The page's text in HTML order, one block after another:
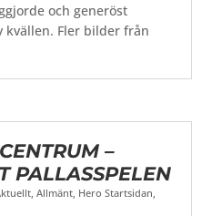
och generöst
kvällen. Fler bilder från
–
PALLASSPELEN
,Allmänt, Hero Startsidan,